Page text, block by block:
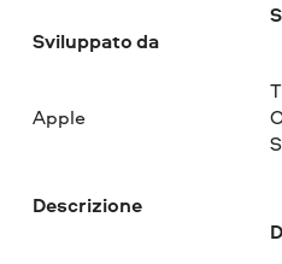
Sviluppato da
Apple
Descrizione